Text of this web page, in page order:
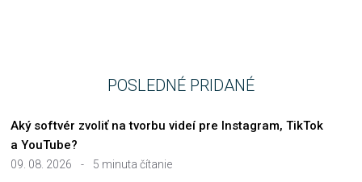
POSLEDNÉ PRIDANÉ
09. 08. 2026 - 5 minuta čítanie
Aký softvér zvoliť na tvorbu videí pre Instagram, TikTok
a YouTube?